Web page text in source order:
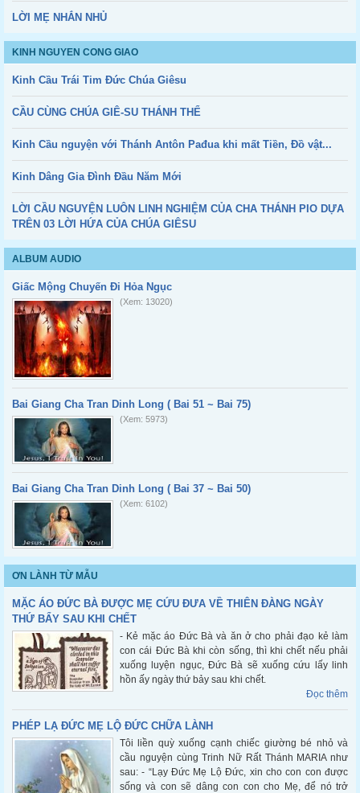
LỜI MẸ NHẮN NHỦ
KINH NGUYEN CONG GIAO
Kinh Cầu Trái Tim Đức Chúa Giêsu
CẦU CÙNG CHÚA GIÊ-SU THÁNH THỂ
Kinh Cầu nguyện với Thánh Antôn Pađua khi mất Tiền, Đồ vật...
Kinh Dâng Gia Đình Đầu Năm Mới
LỜI CẦU NGUYỆN LUÔN LINH NGHIỆM CỦA CHA THÁNH PIO DỰA
TRÊN 03 LỜI HỨA CỦA CHÚA GIÊSU
ALBUM AUDIO
Giấc Mộng Chuyến Đi Hỏa Ngục
(Xem: 13020)
Bai Giang Cha Tran Dinh Long ( Bai 51 ~ Bai 75)
(Xem: 5973)
Bai Giang Cha Tran Dinh Long ( Bai 37 ~ Bai 50)
(Xem: 6102)
ƠN LÀNH TỪ MẪU
MẶC ÁO ĐỨC BÀ ĐƯỢC MẸ CỨU ĐƯA VỀ THIÊN ĐÀNG NGÀY
THỨ BẨY SAU KHI CHẾT
- Kẻ mặc áo Đức Bà và ăn ở cho phải đạo kẻ làm
con cái Đức Bà khi còn sống, thì khi chết nếu phải
xuống luyện ngục, Đức Bà sẽ xuống cứu lấy linh
hồn ấy ngày thứ bảy sau khi chết.
Đọc thêm
PHÉP LẠ ĐỨC MẸ LỘ ĐỨC CHỮA LÀNH
Tôi liền quỳ xuống cạnh chiếc giường bé nhỏ và
cầu nguyện cùng Trinh Nữ Rất Thánh MARIA như
sau: - “Lạy Đức Mẹ Lộ Đức, xin cho con con được
sống và con sẽ dâng con con cho Mẹ, để nó trở